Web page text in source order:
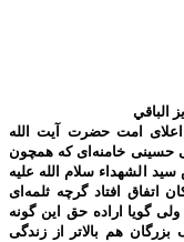
الباقي
امت حضرت آیت الله
حسینی خامنه‌ای که همچون
الشهداء سلام الله علیه
اتفاق افتاد گرچه ثلمه‌ای
گویا اراده حق این گونه
هم بالاتر از زندگی